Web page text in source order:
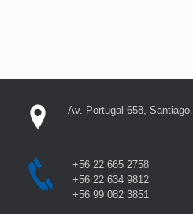
Av. Portugal 658, Santiago.
+56 22 665 2758
+56 22 634 9812
+56 99 082 3851